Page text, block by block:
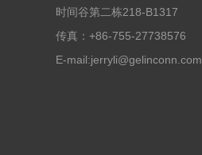
时间谷第二栋218-B1317
传真：+86-755-27738576
E-mail:jerryli@gelinconn.com